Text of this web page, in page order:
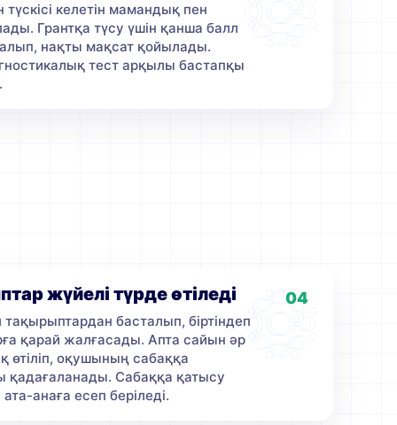
келетін мамандық пен
Грантқа түсу үшін қанша балл
нақты мақсат қойылады.
тест арқылы бастапқы
04
жүйелі түрде өтіледі
басталып, біртіндеп
қарай жалғасады. Апта сайын әр
өтіліп, оқушының сабаққа
қадағаланады. Сабаққа қатысу
анаға есеп беріледі.